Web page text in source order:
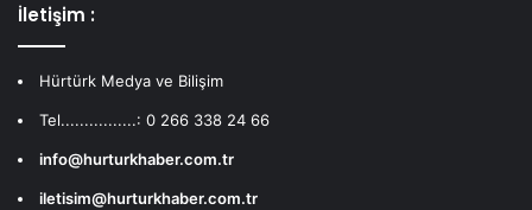
İletişim :
Hürtürk Medya ve Bilişim
Tel................: 0 266 338 24 66
info@hurturkhaber.com.tr
iletisim@hurturkhaber.com.tr